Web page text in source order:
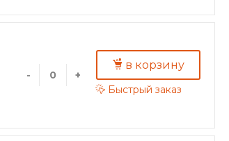
- +
в корзину
Быстрый заказ